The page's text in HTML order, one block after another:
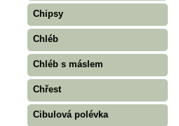
Chipsy
Chléb
Chléb s máslem
Chřest
Cibulová polévka